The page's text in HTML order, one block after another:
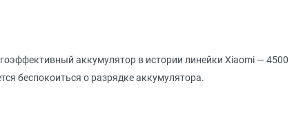
аккумулятор в истории линейки Xiaomi — 4500
беспокоиться о разрядке аккумулятора.